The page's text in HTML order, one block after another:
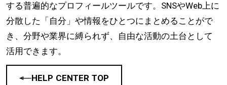
する普遍的なプロフィールツールです。SNSやWeb上に
分散した「自分」や情報をひとつにまとめることがで
き、分野や業界に縛られず、自由な活動の土台として
活用できます。
HELP CENTER TOP